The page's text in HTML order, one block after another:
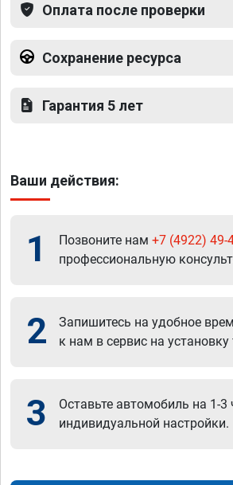
Оплата после проверки
Сохранение ресурса
Гарантия 5 лет
Ваши действия:
1 Позвоните нам +7 (4922) 49-
профессиональную
2
Запишитесь на удобное
к нам в сервис на
3
Оставьте автомобиль на 1-3
индивидуальной настройки.